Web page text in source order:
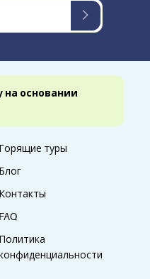
на основании
Горящие туры
Блог
Контакты
FAQ
Политика